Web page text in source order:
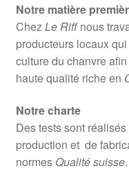
Notre matière
ChezLe Riffnous
producteurs locaux
culture du chanvre
haute qualité riche en
Notre charte
Des tests sont
production et de
normes Qualité suisse.